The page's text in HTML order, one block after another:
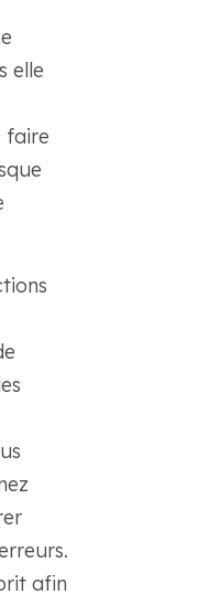
elle
faire
afin